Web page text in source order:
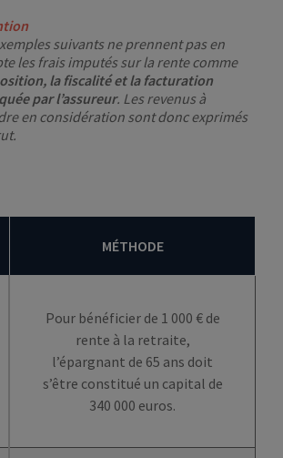
suivants ne prennent pas en
les frais imputés sur la rente comme
la fiscalité et la facturation
par l’assureur. Les revenus à
en considération sont donc exprimés
MÉTHODE
Pour bénéficier de 1 000 € de
rente à la retraite,
l’épargnant de 65 ans doit
s’être constitué un capital de
340 000 euros.